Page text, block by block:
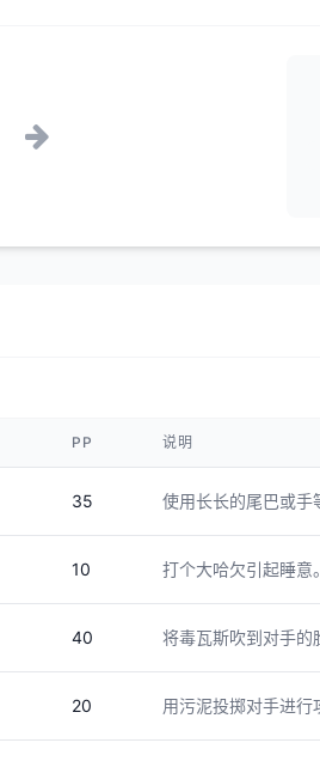
PP 说明
35 使用长长的尾巴或手
10 打个大哈欠引起睡意
40 将毒瓦斯吹到对手的
20 用污泥投掷对手进行